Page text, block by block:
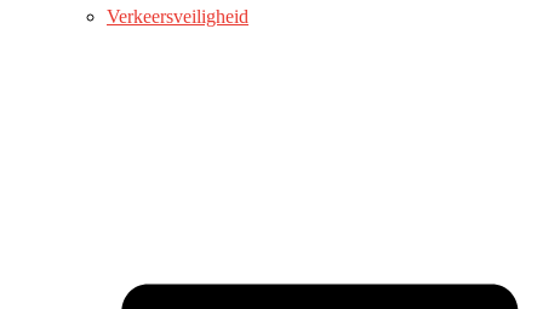
Verkeersveiligheid